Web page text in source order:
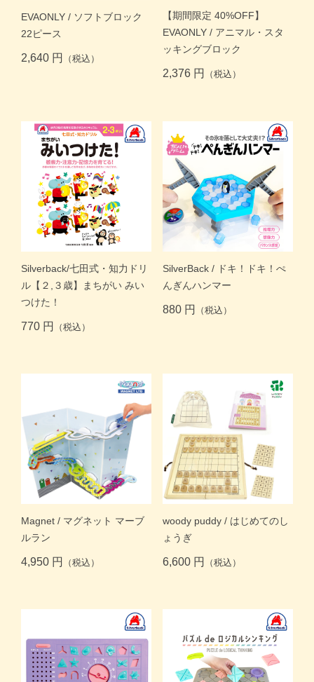
よくある質問
お問い合わせ
月齢・年齢別
ブランド
＞ログイン ＞カートを見る
＞会社概要 ＞お問い合わせ
プライバシーポリシー
特定商取引法に基づく表記
EVAONLY / ソフトブロック
22ピース
2,640 円 （税込）
【期間限定 40%OFF】
EVAONLY / アニマル・スタ
ッキングブロック
2,376 円 （税込）
Silverback/七田式・知力ドリ
ル【２,３歳】まちがい みい
つけた！
770 円 （税込）
SilverBack / ドキ！ドキ！ぺ
んぎんハンマー
880 円 （税込）
Magnet / マグネット マーブ
ルラン
4,950 円 （税込）
woody puddy / はじめてのし
ょうぎ
6,600 円 （税込）